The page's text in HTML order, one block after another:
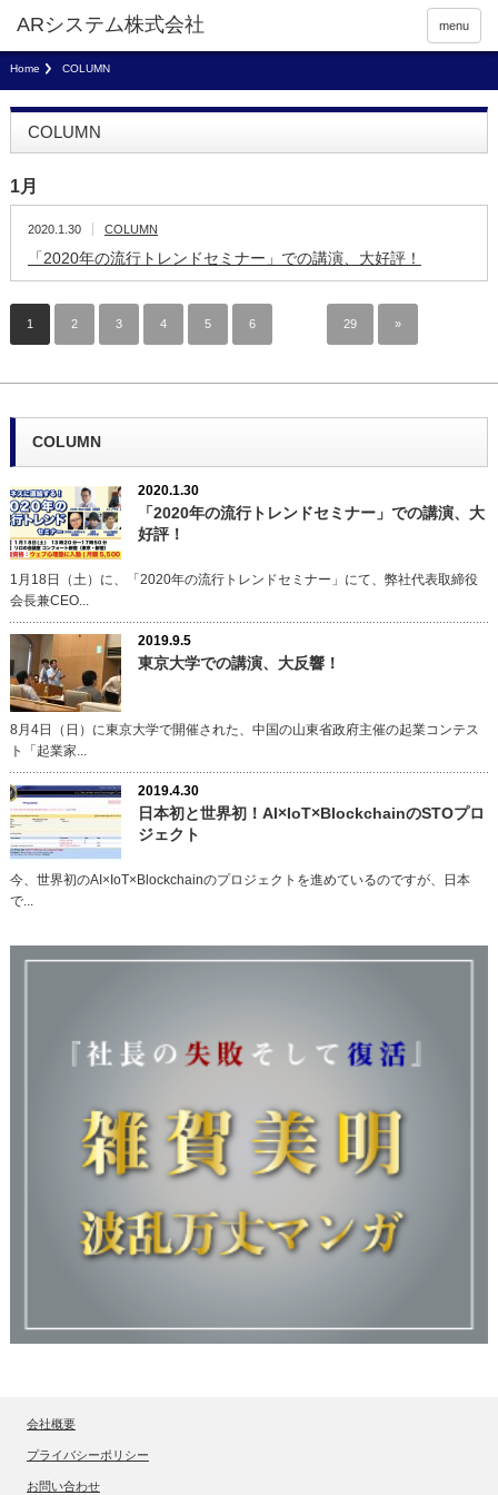
menu
Home COLUMN
COLUMN
1月
2020.1.30 COLUMN
「2020年の流行トレンドセミナー」での講演、大好評！
1 2 3 4 5 6 29 »
COLUMN
2020.1.30
「2020年の流行トレンドセミナー」での講演、大
好評！
1月18日（土）に、「2020年の流行トレンドセミナー」にて、弊社代表取締役
会長兼CEO...
2019.9.5
東京大学での講演、大反響！
8月4日（日）に東京大学で開催された、中国の山東省政府主催の起業コンテス
ト「起業家...
2019.4.30
日本初と世界初！AI×IoT×BlockchainのSTOプロ
ジェクト
今、世界初のAI×IoT×Blockchainのプロジェクトを進めているのですが、日本
で...
会社概要
プライバシーポリシー
お問い合わせ